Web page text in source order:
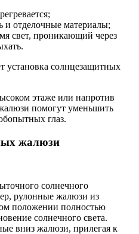
и отделочные материалы;
свет, проникающий через
установка солнцезащитных
этаже или напротив
помогут уменьшить
глаз.
жалюзи
солнечного
рулонные жалюзи из
положении полностью
солнечного света.
вниз жалюзи, прилегая к